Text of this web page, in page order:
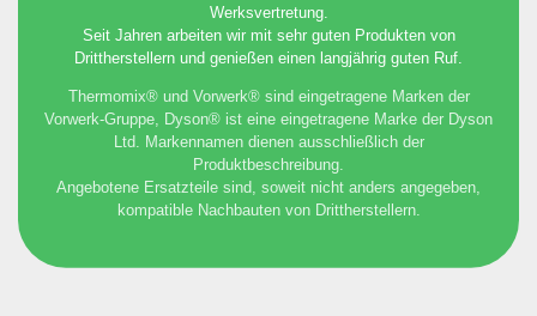
Werksvertretung.
Seit Jahren arbeiten wir mit sehr guten Produkten von
Drittherstellern und genießen einen langjährig guten Ruf.
Thermomix® und Vorwerk® sind eingetragene Marken der
Vorwerk-Gruppe, Dyson® ist eine eingetragene Marke der Dyson
Ltd. Markennamen dienen ausschließlich der
Produktbeschreibung.
Angebotene Ersatzteile sind, soweit nicht anders angegeben,
kompatible Nachbauten von Drittherstellern.